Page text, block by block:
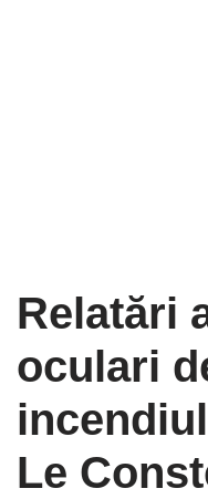
Relatări
oculari
Le